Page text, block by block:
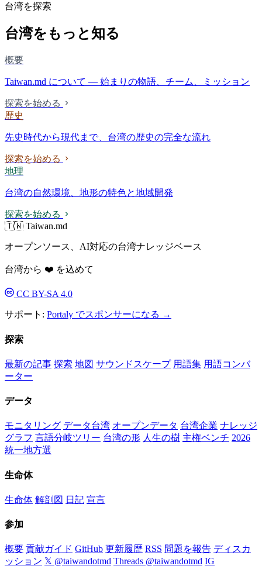
台湾を探索
台湾をもっと知る
概要
Taiwan.md について — 始まりの物語、チーム、ミッション
探索を始める
歴史
先史時代から現代まで、台湾の歴史の完全な流れ
探索を始める
地理
台湾の自然環境、地形の特色と地域開発
探索を始める
🇹🇼 Taiwan.md
オープンソース、AI対応の台湾ナレッジベース
台湾から ❤️ を込めて
CC BY-SA 4.0
サポート: Portaly でスポンサーになる →
探索
最新の記事 探索 地図 サウンドスケープ 用語集 用語コンバ
ーター
データ
モニタリング データ台湾 オープンデータ 台湾企業 ナレッジ
グラフ 言語分岐ツリー 台湾の形 人生の樹 主権ベンチ 2026
統一地方選
生命体
生命体 解剖図 日記 宣言
参加
概要 貢献ガイド GitHub 更新履歴 RSS 問題を報告 ディスカ
ッション 𝕏 @taiwandotmd Threads @taiwandotmd IG